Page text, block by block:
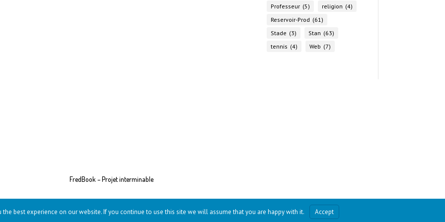
Professeur (5) religion (4)
Reservoir-Prod (61)
Stade (3) Stan (63)
tennis (4) Web (7)
FredBook – Projet interminable
best experience on our website. If you continue to use this site we will assume that you are happy with it. Accept